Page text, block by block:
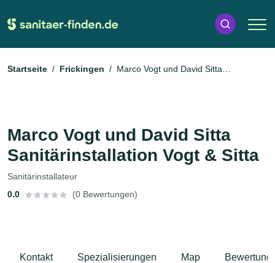
Startseite Frickingen
Marco Vogt und David Sitta
Marco Vogt und David Sitta
Sanitärinstallation Vogt & Sitta
Sanitärinstallateur
0.0
(0 Bewertungen)
Kontakt Spezialisierungen Map